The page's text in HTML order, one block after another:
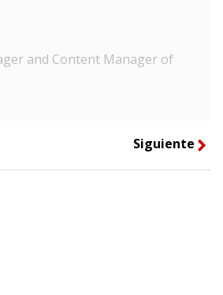
and Content Manager of
Siguiente right